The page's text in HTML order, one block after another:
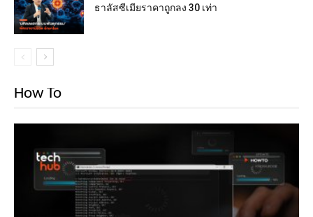
ธาลัสซีเมียราคาถูกลง 30 เท่า
How To